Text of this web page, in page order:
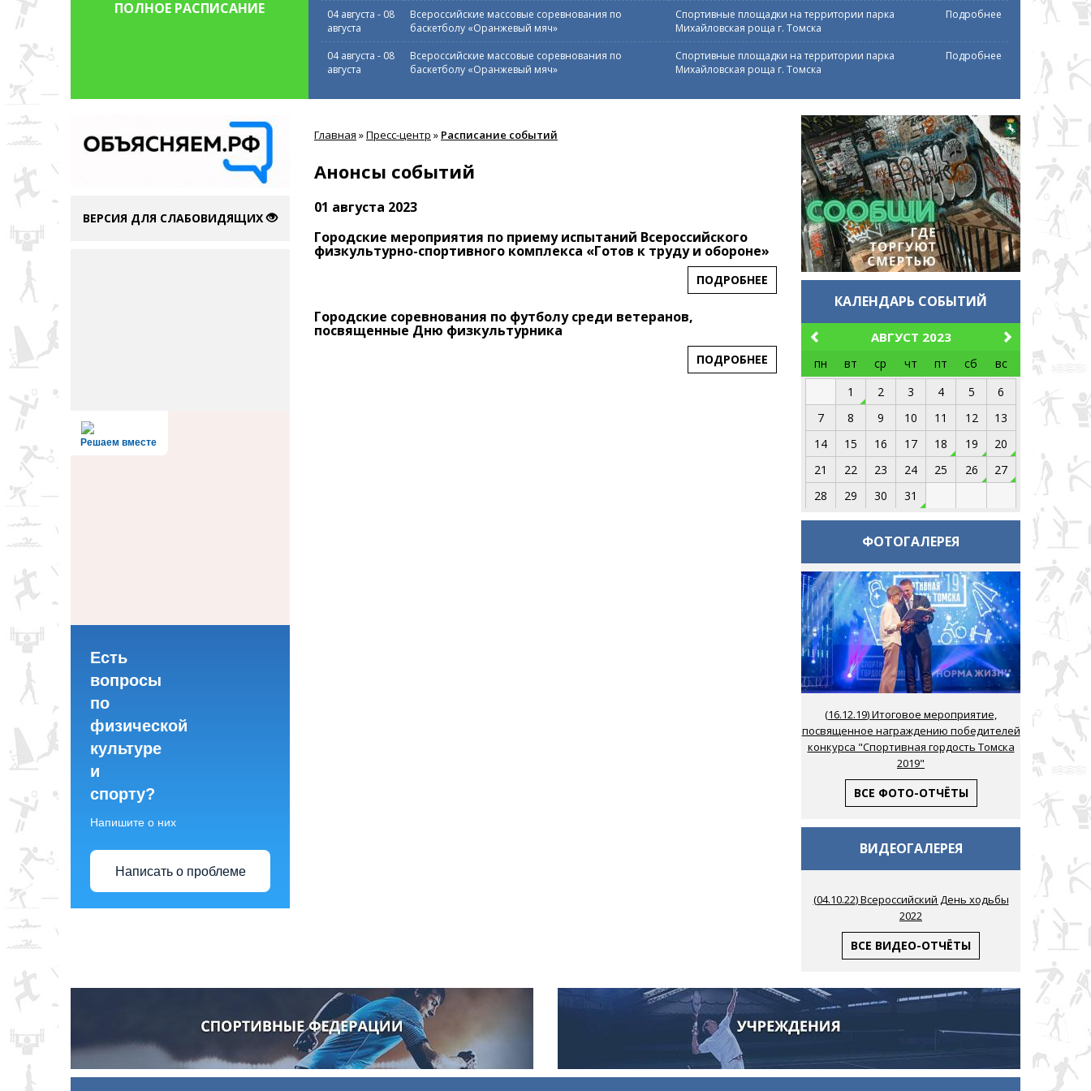
ПОЛНОЕ РАСПИСАНИЕ 04 августа - 08
августа
Всероссийские массовые соревнования по
баскетболу «Оранжевый мяч»
Спортивные площадки на территории парка
Михайловская роща г. Томска
Подробнее
04 августа - 08
августа
Всероссийские массовые соревнования по
баскетболу «Оранжевый мяч»
Спортивные площадки на территории парка
Михайловская роща г. Томска
Подробнее
ВЕРСИЯ ДЛЯ СЛАБОВИДЯЩИХ
Решаем вместе
Есть
вопросы
по
физической
культуре
и
спорту?
Напишите о них
Написать о проблеме
здесь
Главная »Пресс-центр » Расписание событий
Анонсы событий
01 августа 2023
Городские мероприятия по приему испытаний Всероссийского
физкультурно-спортивного комплекса «Готов к труду и обороне»
ПОДРОБНЕЕ
Городские соревнования по футболу среди ветеранов,
посвященные Дню физкультурника
ПОДРОБНЕЕ
КАЛЕНДАРЬ СОБЫТИЙ
пн вт ср чт пт сб
вс
1
2 3 4 5
6
7
8 9 10 11 12
13
14
15 16 17 18 19
20
21
22 23 24 25 26
27
28
29 30 31
АВГУСТ 2023
ФОТОГАЛЕРЕЯ
(16.12.19) Итоговое мероприятие,
посвященное награждению победителей
конкурса "Спортивная гордость Томска
2019"
ВСЕ ФОТО-ОТЧЁТЫ
ВИДЕОГАЛЕРЕЯ
(04.10.22) Всероссийский День ходьбы
2022
ВСЕ ВИДЕО-ОТЧЁТЫ